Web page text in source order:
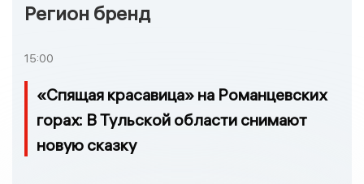
Регион бренд
15:00
«Спящая красавица» на Романцевских
горах: В Тульской области снимают
новую сказку